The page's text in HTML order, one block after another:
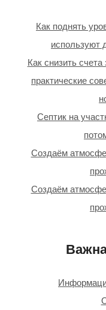
Как поднять
используют
Как снизить
практические
Септик на
Создаём
Создаём